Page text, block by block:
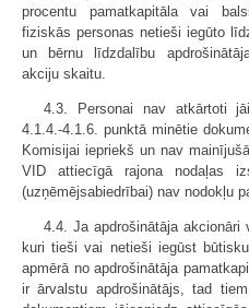
procentu pamatkapitāla vai
fiziskās personas netieši iegūto
un bērnu līdzdalību
akciju skaitu.
4.3. Personai nav atkārtoti
4.1.4.-4.1.6. punktā minētie
Komisijai iepriekš un nav
VID attiecīgā rajona nodaļas
(uzņēmējsabiedrībai) nav nodokļu
4.4. Ja apdrošinātāja akcionāri
kuri tieši vai netieši iegūst
apmērā no apdrošinātāja
ir ārvalstu apdrošinātājs, tad